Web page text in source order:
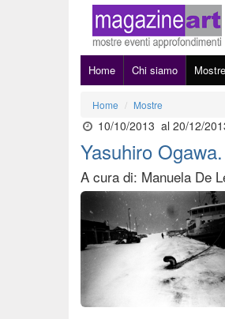
Home Chi siamo Mostre
Home Mostre
10/10/2013 al 20/12/
Yasuhiro
A cura di: Manuela De